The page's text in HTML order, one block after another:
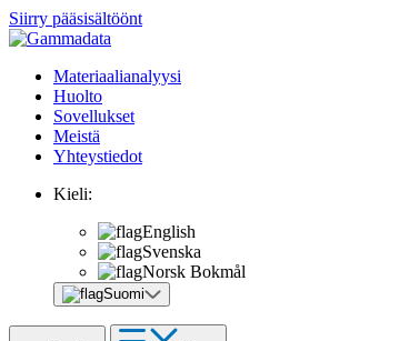
Siirry pääsisältöönt
Materiaalianalyysi
Huolto
Sovellukset
Meistä
Yhteystiedot
Kieli:
English
Svenska
Norsk Bokmål
Suomi